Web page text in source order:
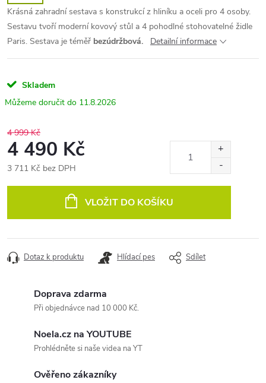
Krásná zahradní sestava s konstrukcí z hliníku a oceli pro 4 osoby.
Sestavu tvoří moderní kovový stůl a 4 pohodlné stohovatelné židle
Paris. Sestava je téměř bezúdržbová. Detailní informace
Skladem
11.8.2026
4 999 Kč
4 490 Kč
3 711 Kč bez DPH
VLOŽIT DO KOŠÍKU
Dotaz k produktu Hlídací pes Sdílet
Doprava zdarma
Při objednávce nad 10 000 Kč.
Noela.cz na YOUTUBE
Prohlédněte si naše videa na YT
Ověřeno zákazníky